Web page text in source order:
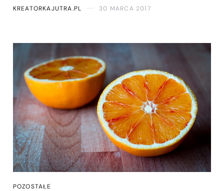
KREATORKAJUTRA.PL 30 MARCA 2017
POZOSTAŁE